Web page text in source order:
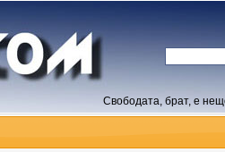
Свободата, брат, е